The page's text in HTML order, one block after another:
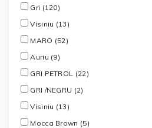
Gri (120)
Visiniu (13)
MARO (52)
Auriu (9)
GRI PETROL (22)
GRI /NEGRU (2)
Visiniu (13)
Mocca Brown (5)